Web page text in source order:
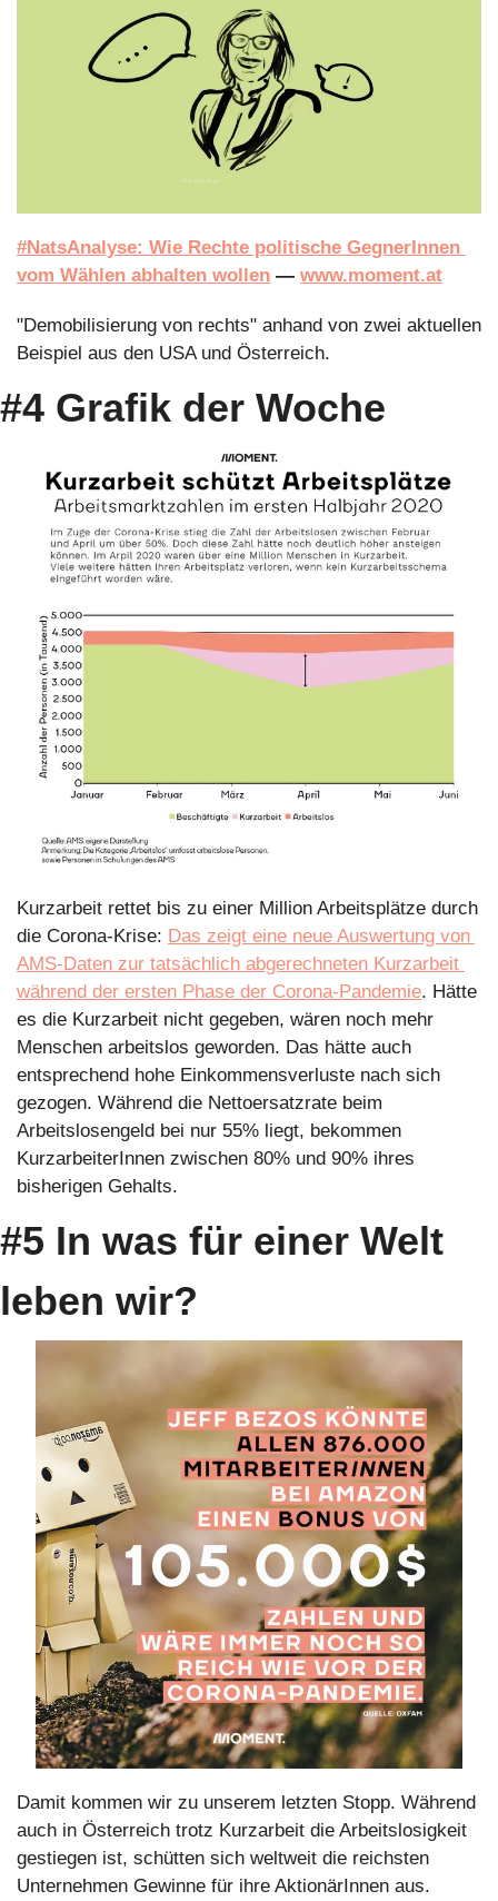
#NatsAnalyse: Wie Rechte politische GegnerInnen
vom Wählen abhalten wollen — www.moment.at
"Demobilisierung von rechts" anhand von zwei aktuellen
Beispiel aus den USA und Österreich.
#4 Grafik der Woche
Kurzarbeit rettet bis zu einer Million Arbeitsplätze durch
die Corona-Krise: Das zeigt eine neue Auswertung von
AMS-Daten zur tatsächlich abgerechneten Kurzarbeit
während der ersten Phase der Corona-Pandemie. Hätte
es die Kurzarbeit nicht gegeben, wären noch mehr
Menschen arbeitslos geworden. Das hätte auch
entsprechend hohe Einkommensverluste nach sich
gezogen. Während die Nettoersatzrate beim
Arbeitslosengeld bei nur 55% liegt, bekommen
KurzarbeiterInnen zwischen 80% und 90% ihres
bisherigen Gehalts.
#5 In was für einer Welt
leben wir?
Damit kommen wir zu unserem letzten Stopp. Während
auch in Österreich trotz Kurzarbeit die Arbeitslosigkeit
gestiegen ist, schütten sich weltweit die reichsten
Unternehmen Gewinne für ihre AktionärInnen aus.